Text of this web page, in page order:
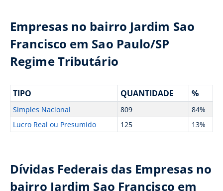
Empresas no bairro Jardim Sao
Francisco em Sao Paulo/SP
Regime Tributário
TIPO QUANTIDADE %
Simples Nacional 809
84%
Lucro Real ou Presumido
125 13%
Dívidas Federais das Empresas no
bairro Jardim Sao Francisco em